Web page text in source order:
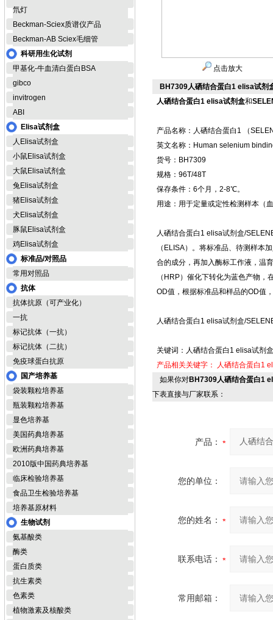
氘灯
Beckman-Sciex质谱仪产品
Beckman-AB Sciex毛细管
科研用生化试剂
甲基化-牛血清白蛋白BSA
gibco
invitrogen
ABI
Elisa试剂盒
人Elisa试剂盒
小鼠Elisa试剂盒
大鼠Elisa试剂盒
兔Elisa试剂盒
猪Elisa试剂盒
犬Elisa试剂盒
豚鼠Elisa试剂盒
鸡Elisa试剂盒
标准品/对照品
常用对照品
抗体
抗体抗原（可产业化）
一抗
标记抗体（一抗）
标记抗体（二抗）
免疫球蛋白抗原
国产培养基
袋装颗粒培养基
瓶装颗粒培养基
显色培养基
美国药典培养基
欧洲药典培养基
2010版中国药典培养基
临床检验培养基
食品卫生检验培养基
培养基原材料
生物试剂
氨基酸类
酶类
蛋白质类
抗生素类
色素类
植物激素及核酸类
点击放大
BH7309人硒结合蛋白1 elisa试剂
人硒结合蛋白1 elisa试剂盒和
产品名称：人硒结合蛋白1 （
英文名称：Human selenium
货号：BH7309
规格：96T/48T
保存条件：6个月，2-8℃。
用途：用于定量或定性检测样本（
人硒结合蛋白1 elisa试剂盒/
（ELISA）。将标准品、待测样本
合的成分，再加入酶标工作液，温
（HRP）催化下转化为蓝色产物
OD值，根据标准品和样品的OD值
人硒结合蛋白1 elisa试剂盒/
关键词：人硒结合蛋白1 elisa试剂
产品相关关键字：
人硒结合蛋白1
如果你对BH7309人硒结合蛋白1
下表直接与厂家联系：
产品：
您的单位：
您的姓名：
联系电话：
常用邮箱：